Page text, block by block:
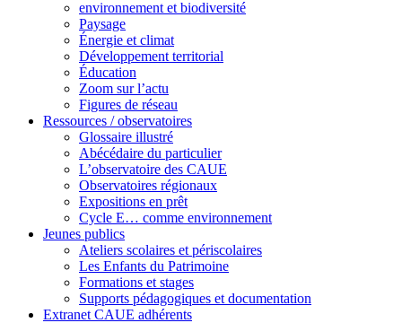
environnement et biodiversité
Paysage
Énergie et climat
Développement territorial
Éducation
Zoom sur l’actu
Figures de réseau
Ressources / observatoires
Glossaire illustré
Abécédaire du particulier
L’observatoire des CAUE
Observatoires régionaux
Expositions en prêt
Cycle E… comme environnement
Jeunes publics
Ateliers scolaires et périscolaires
Les Enfants du Patrimoine
Formations et stages
Supports pédagogiques et documentation
Extranet CAUE adhérents